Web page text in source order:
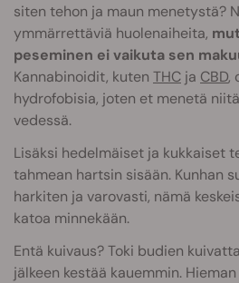
siten tehon ja maun menetystä?
ymmärrettäviä huolenaiheita,
peseminen ei vaikuta sen
Kannabinoidit, kuten THC ja CBD,
hydrofobisia, joten et menetä
vedessä.
Lisäksi hedelmäiset ja kukkaiset
tahmean hartsin sisään. Kunhan
harkiten ja varovasti, nämä
katoa minnekään.
Entä kuivaus? Toki budien
jälkeen kestää kauemmin.